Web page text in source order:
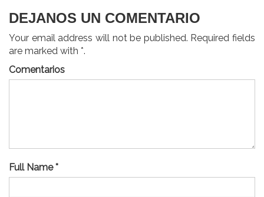
DEJANOS UN COMENTARIO
Your email address will not be published. Required fields
are marked with *.
Comentarios
Full Name *